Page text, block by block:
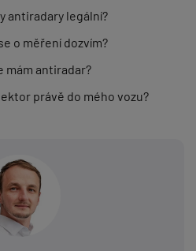
antiradary legální?
o měření dozvím?
mám antiradar?
právě do mého vozu?